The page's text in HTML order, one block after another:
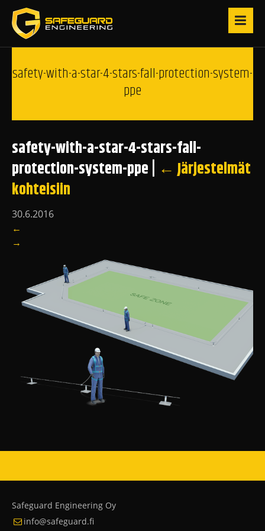
safety-with-a-star-4-stars-fall-protection-system-
ppe
safety-with-a-star-4-stars-fall-
protection-system-ppe ←Järjestelmät
kohteisiin
30.6.2016
←
→
Safeguard Engineering Oy
info@safeguard.fi